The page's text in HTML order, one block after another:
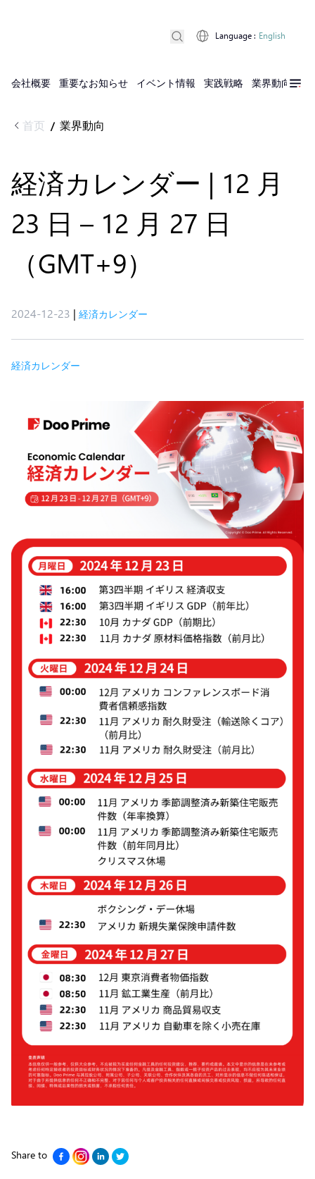
会社概要 重要なお知らせ イベント情報 実践戦略 業界動向 実
Language : English
首页 / 業界動向
経済カレンダー | 12 月
23 日 – 12 月 27 日
（GMT+9）
2024-12-23 | 経済カレンダー
経済カレンダー
Share to